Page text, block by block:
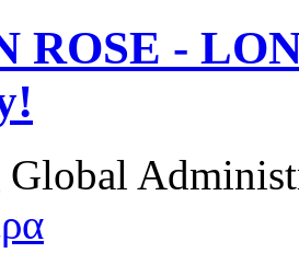
ROSE -
Global